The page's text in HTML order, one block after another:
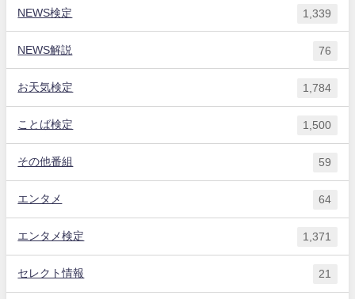
NEWS検定 1,339
NEWS解説 76
お天気検定 1,784
ことば検定 1,500
その他番組 59
エンタメ 64
エンタメ検定 1,371
セレクト情報 21